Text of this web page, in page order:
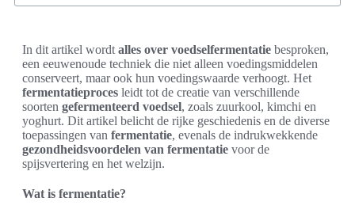
In dit artikel wordt alles over voedselfermentatie besproken,
een eeuwenoude techniek die niet alleen voedingsmiddelen
conserveert, maar ook hun voedingswaarde verhoogt. Het
fermentatieproces leidt tot de creatie van verschillende
soorten gefermenteerd voedsel, zoals zuurkool, kimchi en
yoghurt. Dit artikel belicht de rijke geschiedenis en de diverse
toepassingen van fermentatie, evenals de indrukwekkende
gezondheidsvoordelen van fermentatie voor de
spijsvertering en het welzijn.
Wat is fermentatie?